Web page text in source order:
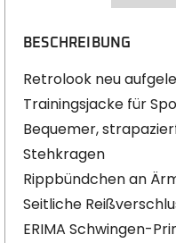
BESCHREIBUNG
Retrolook neu
Trainingsjacke für
Bequemer,
Stehkragen
Rippbündchen an
Seitliche
ERIMA Schwingen-